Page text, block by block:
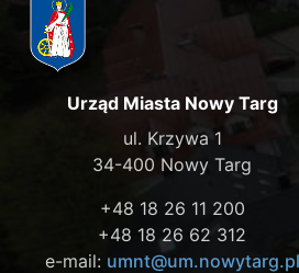
Urząd Miasta Nowy Targ
ul. Krzywa 1
34-400 Nowy Targ
+48 18 26 11 200
+48 18 26 62 312
e-mail: umnt@um.nowytarg.pl